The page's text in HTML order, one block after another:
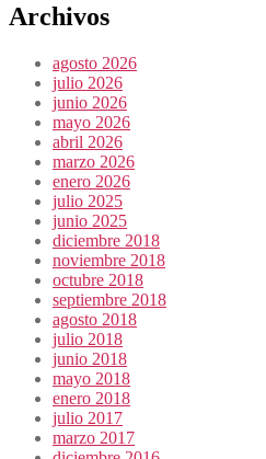
Archivos
agosto 2026
julio 2026
junio 2026
mayo 2026
abril 2026
marzo 2026
enero 2026
julio 2025
junio 2025
diciembre 2018
noviembre 2018
octubre 2018
septiembre 2018
agosto 2018
julio 2018
junio 2018
mayo 2018
enero 2018
julio 2017
marzo 2017